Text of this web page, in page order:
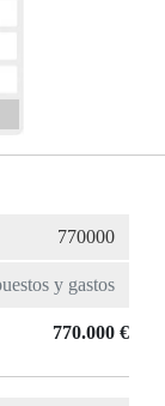
770.000 €